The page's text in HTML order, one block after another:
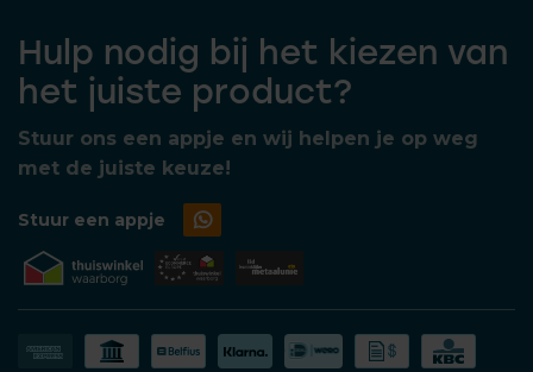
Hulp nodig bij het kiezen van
het juiste product?
Stuur ons een appje en wij helpen je op weg
met de juiste keuze!
Stuur een appje